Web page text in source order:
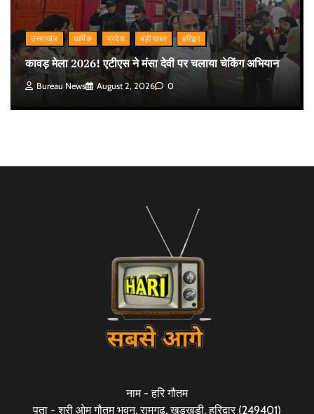
उत्तराखंड धार्मिक प्रदेश बड़ी खबर हरिद्वार
कावड़ मेला 2026! एटीएस ने मंसा देवी पर चलाया चेकिंग अभियान
Bureau News August 2, 2026 0
नाम - हरि गौतम
पता - श्री ओम गौतम भवन, रामगढ़, खड़खड़ी, हरिद्वार (249401)